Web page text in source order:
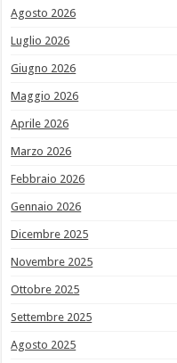
Agosto 2026
Luglio 2026
Giugno 2026
Maggio 2026
Aprile 2026
Marzo 2026
Febbraio 2026
Gennaio 2026
Dicembre 2025
Novembre 2025
Ottobre 2025
Settembre 2025
Agosto 2025